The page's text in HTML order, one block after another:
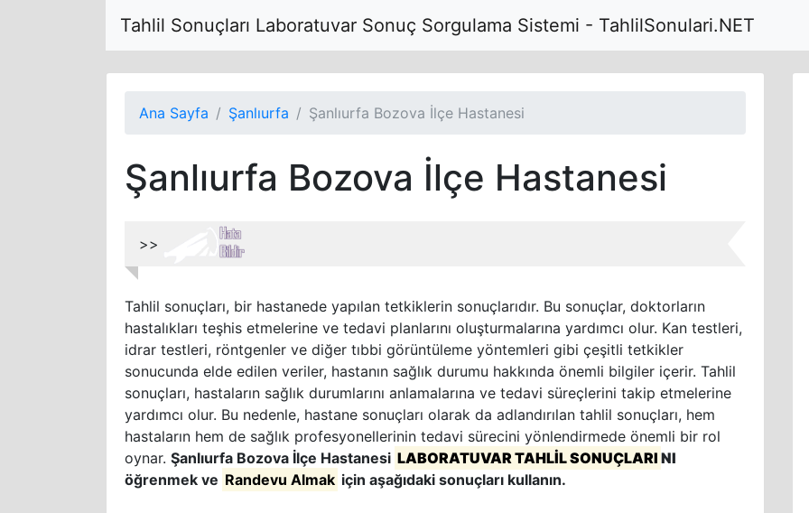
Tahlil Sonuçları Laboratuvar Sonuç Sorgulama Sistemi - TahlilSonulari.NET
Ana Sayfa Şanlıurfa Şanlıurfa Bozova İlçe Hastanesi
Şanlıurfa Bozova İlçe Hastanesi
>>
Tahlil sonuçları, bir hastanede yapılan tetkiklerin sonuçlarıdır. Bu sonuçlar, doktorların
hastalıkları teşhis etmelerine ve tedavi planlarını oluşturmalarına yardımcı olur. Kan testleri,
idrar testleri, röntgenler ve diğer tıbbi görüntüleme yöntemleri gibi çeşitli tetkikler
sonucunda elde edilen veriler, hastanın sağlık durumu hakkında önemli bilgiler içerir. Tahlil
sonuçları, hastaların sağlık durumlarını anlamalarına ve tedavi süreçlerini takip etmelerine
yardımcı olur. Bu nedenle, hastane sonuçları olarak da adlandırılan tahlil sonuçları, hem
hastaların hem de sağlık profesyonellerinin tedavi sürecini yönlendirmede önemli bir rol
oynar. Şanlıurfa Bozova İlçe Hastanesi LABORATUVAR TAHLİL SONUÇLARI NI
öğrenmek ve Randevu Almak için aşağıdaki sonuçları kullanın.